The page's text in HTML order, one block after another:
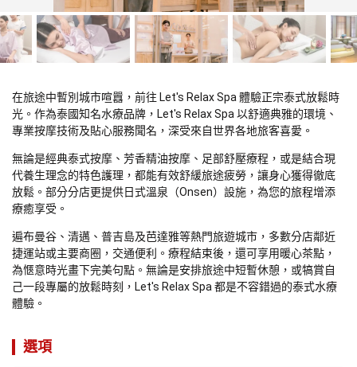
在旅途中暫別城市喧囂，前往 Let's Relax Spa 體驗正宗泰式放鬆時
光。作為泰國知名水療品牌，Let's Relax Spa 以舒適典雅的環境、
專業按摩技術及貼心服務聞名，深受來自世界各地旅客喜愛。
無論是經典泰式按摩、芳香精油按摩、足部舒壓療程，或是結合現
代養生理念的特色護理，都能有效舒緩旅途疲勞，讓身心獲得徹底
放鬆。部分分店更提供日式溫泉（Onsen）設施，為您的旅程增添
療癒享受。
遍布曼谷、清邁、普吉島及芭達雅等熱門旅遊城市，多數分店鄰近
捷運站或主要商圈，交通便利。療程結束後，還可享用暖心茶點，
為愜意時光畫下完美句點。無論是安排旅途中短暫休憩，或犒賞自
己一段專屬的放鬆時刻，Let's Relax Spa 都是不容錯過的泰式水療
體驗。
選項